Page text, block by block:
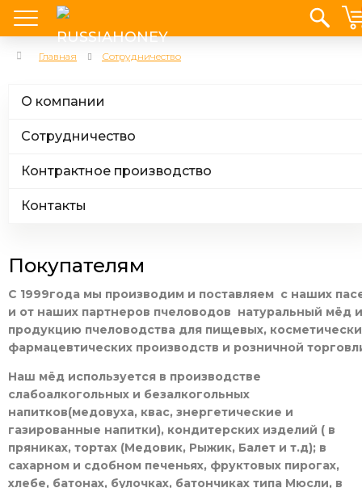
Главная Сотрудничество
О компании
Сотрудничество
Контрактное производство
Контакты
Покупателям
С 1999года мы производим и поставляем с наших
и от наших партнеров пчеловодов натуральный мёд и
продукцию пчеловодства для пищевых,
фармацевтических производств и розничной
Наш мёд используется в производстве
слабоалкогольных и безалкогольных
напитков(медовуха, квас, знергетические и
газированные напитки), кондитерских изделий ( в
пряниках, тортах (Медовик, Рыжик, Балет и т.д); в
сахарном и сдобном печеньях, фруктовых пирогах,
хлебе, батонах, булочках, батончиках типа Мюсли, в